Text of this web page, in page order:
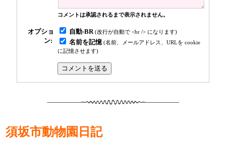
コメントは承認されるまで表示されません。
オプショ
ン:
自動-BR (改行が自動で <br /> になります)
名前を記憶 (名前、メールアドレス、URLを cookie
に記憶させます)
須坂市動物園日記